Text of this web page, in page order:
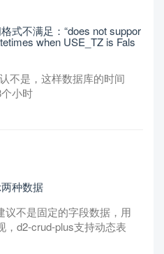
式不满足：“does not suppor
when USE_TZ is Fals
不是，这样数据库的时间
小时
种数据
议不是固定的字段数据，用
，d2-crud-plus支持动态表